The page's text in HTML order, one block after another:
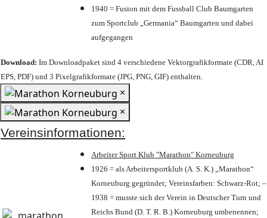
1940 = Fusion mit dem Fussball Club Baumgarten
zum Sportclub „Germania“ Baumgarten und dabei
aufgegangen
Download: Im Downloadpaket sind 4 verschiedene Vektorgrafikformate (CDR, AI
EPS, PDF) und 3 Pixelgrafikformate (JPG, PNG, GIF) enthalten.
×
×
Vereinsinformationen:
Arbeiter Sport Klub "Marathon" Korneuburg
1926 = als Arbeitersportklub (A. S. K.) „Marathon“
Korneuburg gegründet; Vereinsfarben: Schwarz-Rot; –
1938 = musste sich der Verein in Deutscher Turn und
Reichs Bund (D. T. R. B.) Korneuburg umbenennen;